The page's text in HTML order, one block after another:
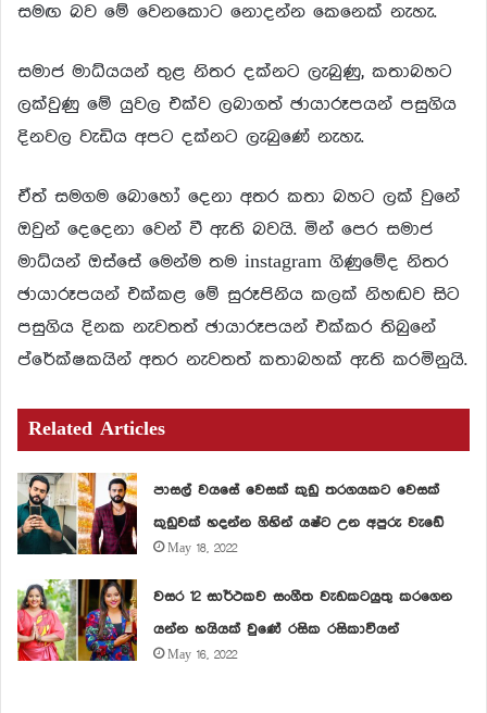
සමඟ බව මේ වෙනකොට නොදන්න කෙනෙක් නැහැ.
සමාජ මාධ්යයන් තුළ නිතර දක්නට ලැබුණු, කතාබහට
ලක්වුණු මේ යුවල එක්ව ලබාගත් ඡායාරූපයන් පසුගිය
දිනවල වැඩිය අපට දක්නට ලැබුණේ නැහැ.
ඒත් සමගම බොහෝ දෙනා අතර කතා බහට ලක් වුනේ
ඔවුන් දෙදෙනා වෙන් වී ඇති බවයි. මින් පෙර සමාජ
මාධ්යන් ඔස්සේ මෙන්ම තම instagram ගිණුමේද නිතර
ඡායාරූපයන් එක්කළ මේ සුරූපිනිය කලක් නිහඬව සිට
පසුගිය දිනක නැවතත් ඡායාරූපයන් එක්කර තිබුනේ
ප්රේක්ෂකයින් අතර නැවතත් කතාබහක් ඇති කරමිනුයි.
Related Articles
පාසල් වයසේ වෙසක් කුඩු තරගයකට වෙසක්
කුඩුවක් හදන්න ගිහින් යෂ්ට උන අපුරු වැඩේ
May 18, 2022
වසර 12 සාර්ථකව සංගීත වැඩකටයුතු කරගෙන
යන්න හයියක් වුණේ රසික රසිකාවියන්
May 16, 2022